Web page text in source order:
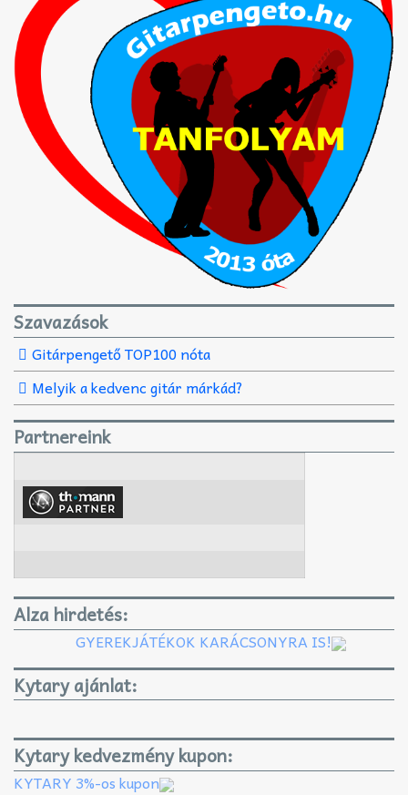
Szavazások
Gitárpengető TOP100 nóta
Melyik a kedvenc gitár márkád?
Partnereink
Alza hirdetés:
GYEREKJÁTÉKOK KARÁCSONYRA IS!
Kytary ajánlat:
Kytary kedvezmény kupon:
KYTARY 3%-os kupon